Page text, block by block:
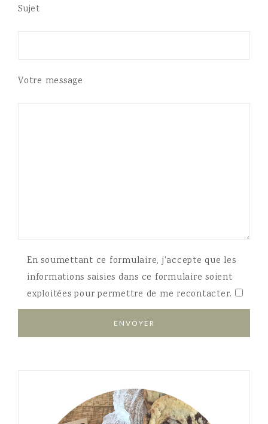
Sujet
Votre message
En soumettant ce formulaire, j'accepte que les
informations saisies dans ce formulaire soient
exploitées pour permettre de me recontacter.